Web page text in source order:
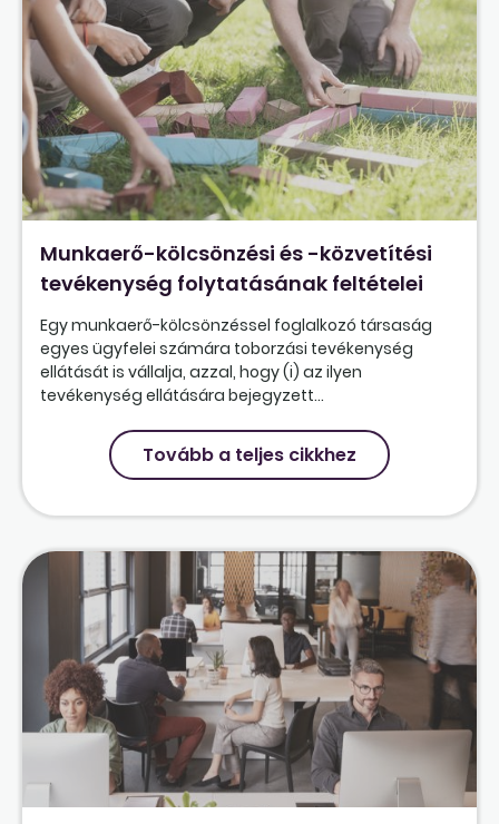
Munkaerő-kölcsönzési és -közvetítési
tevékenység folytatásának feltételei
Egy munkaerő-kölcsönzéssel foglalkozó társaság
egyes ügyfelei számára toborzási tevékenység
ellátását is vállalja, azzal, hogy (i) az ilyen
tevékenység ellátására bejegyzett...
Tovább a teljes cikkhez